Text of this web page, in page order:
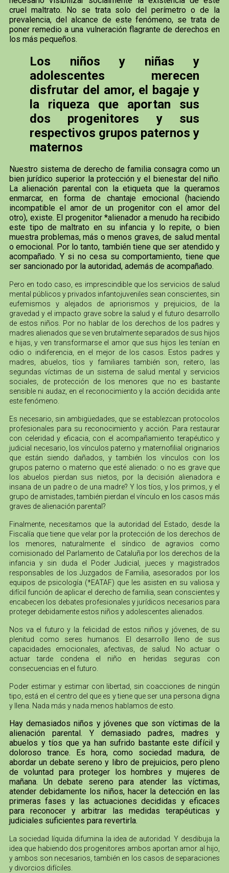
cruel maltrato. No se trata solo del perímetro o de la
prevalencia, del alcance de este fenómeno, se trata de
poner remedio a una vulneración flagrante de derechos en
los más pequeños.
Los niños y niñas y
adolescentes merecen
disfrutar del amor, el bagaje y
la riqueza que aportan sus
dos progenitores y sus
respectivos grupos paternos y
maternos
Nuestro sistema de derecho de familia consagra como un
bien jurídico superior la protección y el bienestar del niño.
La alienación parental con la etiqueta que la queramos
enmarcar, en forma de chantaje emocional (haciendo
incompatible el amor de un progenitor con el amor del
otro), existe. El progenitor *alienador a menudo ha recibido
este tipo de maltrato en su infancia y lo repite, o bien
muestra problemas, más o menos graves, de salud mental
o emocional. Por lo tanto, también tiene que ser atendido y
acompañado. Y si no cesa su comportamiento, tiene que
ser sancionado por la autoridad, además de acompañado.
Pero en todo caso, es imprescindible que los servicios de salud
mental públicos y privados infantojuveniles sean conscientes, sin
eufemismos y alejados de apriorismos y prejuicios, de la
gravedad y el impacto grave sobre la salud y el futuro desarrollo
de estos niños. Por no hablar de los derechos de los padres y
madres alienados que se ven brutalmente separados de sus hijos
e hijas, y ven transformarse el amor que sus hijos les tenían en
odio o indiferencia, en el mejor de los casos. Estos padres y
madres, abuelos, tíos y familiares también son, reitero, las
segundas víctimas de un sistema de salud mental y servicios
sociales, de protección de los menores que no es bastante
sensible ni audaz, en el reconocimiento y la acción decidida ante
este fenómeno.
Es necesario, sin ambigüedades, que se establezcan protocolos
profesionales para su reconocimiento y acción. Para restaurar
con celeridad y eficacia, con el acompañamiento terapéutico y
judicial necesario, los vínculos paterno y maternofilial originarios
que están siendo dañados, y también los vínculos con los
grupos paterno o materno que esté alienado: o no es grave que
los abuelos pierdan sus nietos, por la decisión alienadora e
insana de un padre o de una madre? Y los tíos, y los primos, y el
grupo de amistades, también pierdan el vínculo en los casos más
graves de alienación parental?
Finalmente, necesitamos que la autoridad del Estado, desde la
Fiscalía que tiene que velar por la protección de los derechos de
los menores, naturalmente el síndico de agravios como
comisionado del Parlamento de Cataluña por los derechos de la
infancia y sin duda el Poder Judicial, jueces y magistrados
responsables de los Juzgados de Familia, asesorados por los
equipos de psicología (*EATAF) que les asisten en su valiosa y
difícil función de aplicar el derecho de familia, sean conscientes y
encabecen los debates profesionales y jurídicos necesarios para
proteger debidamente estos niños y adolescentes alienados.
Nos va el futuro y la felicidad de estos niños y jóvenes, de su
plenitud como seres humanos. El desarrollo lleno de sus
capacidades emocionales, afectivas, de salud. No actuar o
actuar tarde condena el niño en heridas seguras con
consecuencias en el futuro.
Poder estimar y estimar con libertad, sin coacciones de ningún
tipo, está en el centro del que es y tiene que ser una persona digna
y llena. Nada más y nada menos hablamos de esto.
Hay demasiados niños y jóvenes que son víctimas de la
alienación parental. Y demasiado padres, madres y
abuelos y tíos que ya han sufrido bastante este difícil y
doloroso trance. Es hora, como sociedad madura, de
abordar un debate sereno y libro de prejuicios, pero pleno
de voluntad para proteger los hombres y mujeres de
mañana. Un debate sereno para atender las víctimas,
atender debidamente los niños, hacer la detección en las
primeras fases y las actuaciones decididas y eficaces
para reconocer y arbitrar las medidas terapéuticas y
judiciales suficientes para revertirla.
La sociedad líquida difumina la idea de autoridad. Y desdibuja la
idea que habiendo dos progenitores ambos aportan amor al hijo,
y ambos son necesarios, también en los casos de separaciones
y divorcios difíciles.